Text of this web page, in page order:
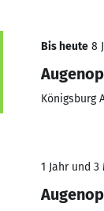
Bis heute 8
Königsburg
1 Jahr und 3